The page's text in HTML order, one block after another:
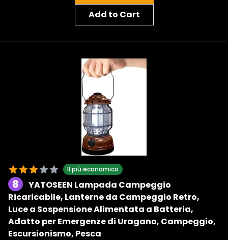
Add to Cart
Il più economico
8
YATOSEEN Lampada Campeggio
Ricaricabile, Lanterne da Campeggio Retro,
Luce a Sospensione Alimentata a Batteria,
Adatto per Emergenze di Uragano, Campeggio,
Escursionismo, Pesca